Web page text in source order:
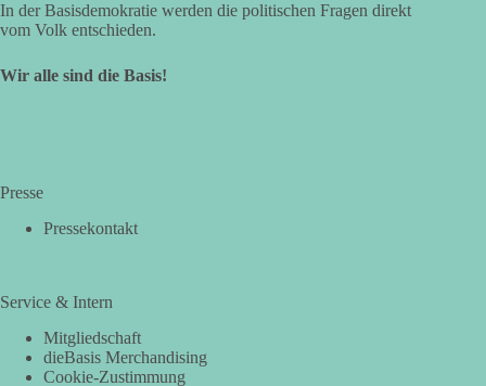
In der Basisdemokratie werden die politischen Fragen direkt
vom Volk entschieden.
Wir alle sind die Basis!
Presse
Pressekontakt
Service & Intern
Mitgliedschaft
dieBasis Merchandising
Cookie-Zustimmung